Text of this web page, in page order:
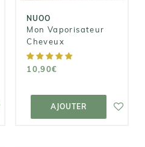
NUOO
Mon Vaporisateur
Cheveux
10,90€
AJOUTER
AJOUTER AU
PANIER